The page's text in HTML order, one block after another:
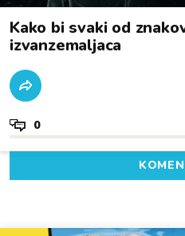
Kako bi svaki od
izvanzemaljaca
0